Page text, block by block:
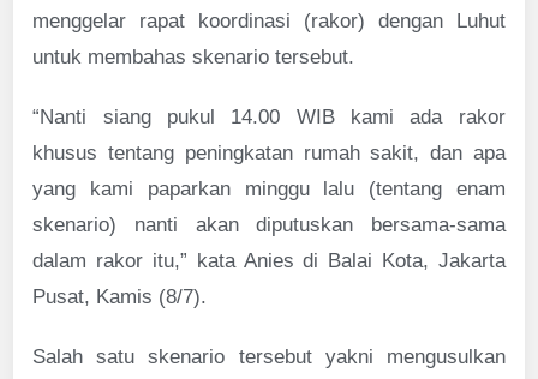
menggelar rapat koordinasi (rakor) dengan Luhut
untuk membahas skenario tersebut.
“Nanti siang pukul 14.00 WIB kami ada rakor
khusus tentang peningkatan rumah sakit, dan apa
yang kami paparkan minggu lalu (tentang enam
skenario) nanti akan diputuskan bersama-sama
dalam rakor itu,” kata Anies di Balai Kota, Jakarta
Pusat, Kamis (8/7).
Salah satu skenario tersebut yakni mengusulkan